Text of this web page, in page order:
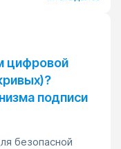
цифровой
подписи
безопасной